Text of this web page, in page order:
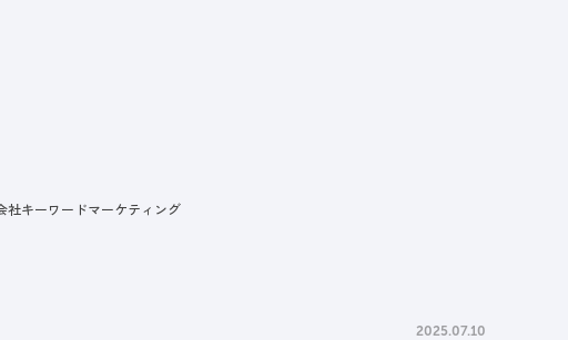
社キーワードマーケティング
2025.07.10